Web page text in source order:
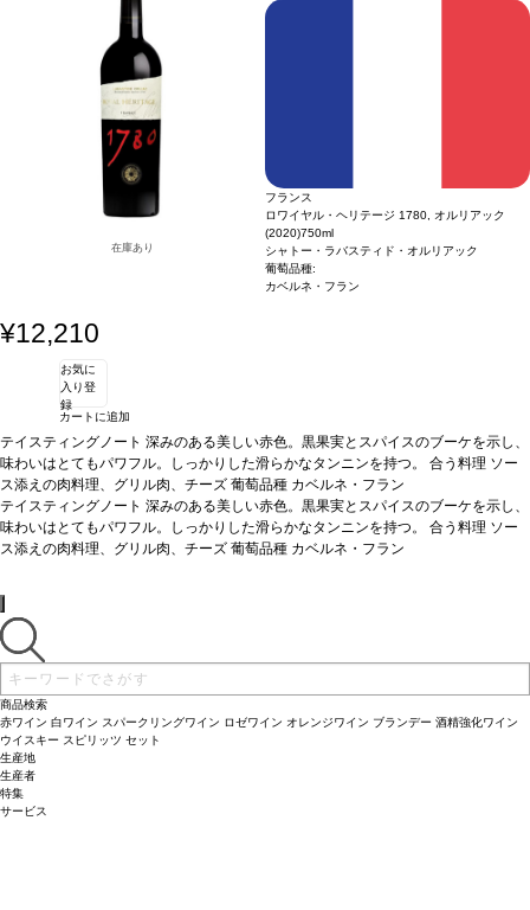
とれたストラクチャーを持つ。
ラム肉とアプリコットのシチュー、繊細
なスパイスを効かせたロースト野菜、フレッシュな山羊のチーズや熟成した牛や羊
葡萄品種 ルーサンヌ、ヴェルメンティーノ、ヴィオニエ
在庫あり
フランス
ロワイヤル・ヘリテージ 1780, オルリアック
(2020)750ml
シャトー・ラバスティド・オルリアック
葡萄品種:
カベルネ・フラン
¥12,210
お気に
入り登
録
カートに追加
テイスティングノート 深みのある美しい赤色。黒果実とスパイスのブーケを示し、
味わいはとてもパワフル。しっかりした滑らかなタンニンを持つ。 合う料理 ソー
ス添えの肉料理、グリル肉、チーズ 葡萄品種 カベルネ・フラン
テイスティングノート 深みのある美しい赤色。黒果実とスパイスのブーケを示し、
味わいはとてもパワフル。しっかりした滑らかなタンニンを持つ。 合う料理 ソー
ス添えの肉料理、グリル肉、チーズ 葡萄品種 カベルネ・フラン
商品検索
赤ワイン 白ワイン スパークリングワイン ロゼワイン オレンジワイン ブランデー 酒精強化ワイン
ウイスキー スピリッツ セット
生産地
生産者
特集
サービス